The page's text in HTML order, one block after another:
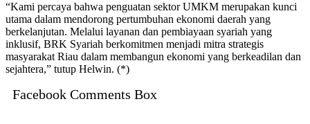
“Kami percaya bahwa penguatan sektor UMKM merupakan kunci
utama dalam mendorong pertumbuhan ekonomi daerah yang
berkelanjutan. Melalui layanan dan pembiayaan syariah yang
inklusif, BRK Syariah berkomitmen menjadi mitra strategis
masyarakat Riau dalam membangun ekonomi yang berkeadilan dan
sejahtera,” tutup Helwin. (*)
Facebook Comments Box